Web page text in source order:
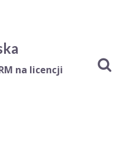
na licencji